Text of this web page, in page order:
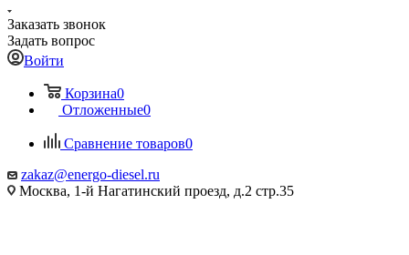
Заказать звонок
Задать вопрос
Войти
Корзина0
Отложенные0
Сравнение товаров0
zakaz@energo-diesel.ru
Москва, 1-й Нагатинский проезд, д.2 стр.35